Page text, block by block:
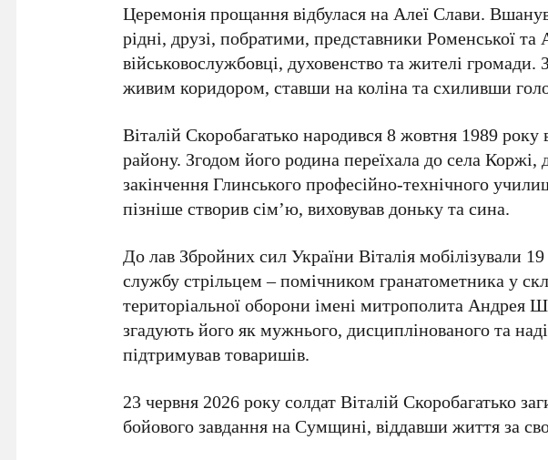
Церемонія прощання відбулася на Алеї Слави.
рідні, друзі, побратими, представники Роменської та
військовослужбовці, духовенство та жителі
живим коридором, ставши на коліна та схиливши
Віталій Скоробагатько народився 8 жовтня 1989
району. Згодом його родина переїхала до села Коржі,
закінчення Глинського професійно-технічного
пізніше створив сім’ю, виховував доньку та сина.
До лав Збройних сил України Віталія мобілізували
службу стрільцем – помічником гранатометника у
територіальної оборони імені митрополита Андрея
згадують його як мужнього, дисциплінованого та
підтримував товаришів.
23 червня 2026 року солдат Віталій Скоробагатько
бойового завдання на Сумщині, віддавши життя за